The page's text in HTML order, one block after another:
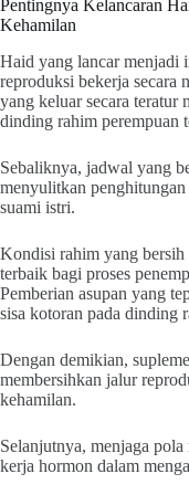
Pentingnya Kelancaran
Kehamilan
Haid yang lancar menjadi
reproduksi bekerja secara
yang keluar secara teratur
dinding rahim perempuan
Sebaliknya, jadwal yang
menyulitkan penghitungan
suami istri.
Kondisi rahim yang bersih
terbaik bagi proses
Pemberian asupan yang
sisa kotoran pada dinding
Dengan demikian,
membersihkan jalur
kehamilan.
Selanjutnya, menjaga
kerja hormon dalam